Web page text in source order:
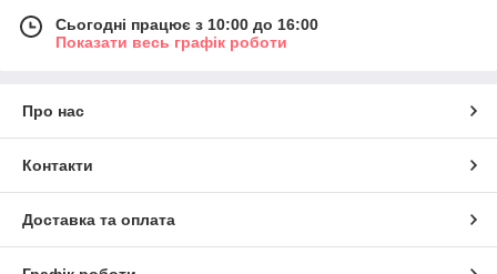
Сьогодні працює з 10:00 до 16:00
Показати весь графік роботи
Про нас
Контакти
Доставка та оплата